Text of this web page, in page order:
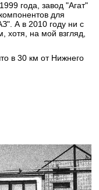
года, завод "Агат"
для
А в 2010 году ни с
хотя, на мой взгляд,
в 30 км от Нижнего